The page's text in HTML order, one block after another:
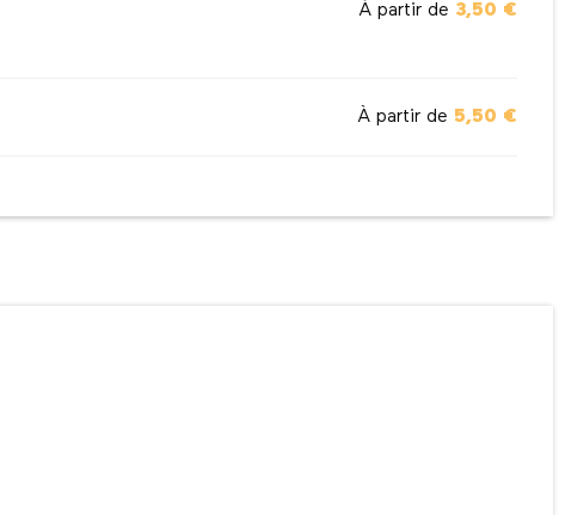
À partir de 3,50 €
À partir de 5,50 €